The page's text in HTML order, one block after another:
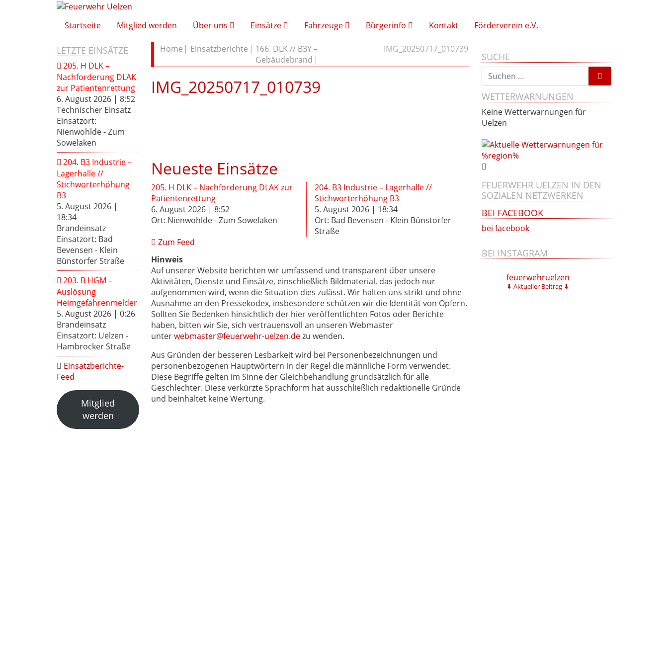
Startseite Mitglied werden Über uns Einsätze Fahrzeuge Bürgerinfo Kontakt Förderverein e.V.
LETZTE EINSÄTZE
205. H DLK –
Nachforderung DLAK
zur Patientenrettung
6. August 2026 | 8:52
Technischer Einsatz
Einsatzort:
Nienwohlde - Zum
Sowelaken
204. B3 Industrie –
Lagerhalle //
Stichworterhöhung
B3
5. August 2026 |
18:34
Brandeinsatz
Einsatzort: Bad
Bevensen - Klein
Bünstorfer Straße
203. B HGM –
Auslösung
Heimgefahrenmelder
5. August 2026 | 0:26
Brandeinsatz
Einsatzort: Uelzen -
Hambrocker Straße
Einsatzberichte-
Feed
Mitglied
werden
Home Einsatzberichte
166. DLK // B3Y –
Gebäudebrand
IMG_20250717_010739
IMG_20250717_010739
Neueste Einsätze
205. H DLK – Nachforderung DLAK zur
Patientenrettung
6. August 2026 | 8:52
Ort: Nienwohlde - Zum Sowelaken
204. B3 Industrie – Lagerhalle //
Stichworterhöhung B3
5. August 2026 | 18:34
Ort: Bad Bevensen - Klein Bünstorfer
Straße
Zum Feed
Hinweis
Auf unserer Website berichten wir umfassend und transparent über unsere
Aktivitäten, Dienste und Einsätze, einschließlich Bildmaterial, das jedoch nur
aufgenommen wird, wenn die Situation dies zulässt. Wir halten uns strikt und ohne
Ausnahme an den Pressekodex, insbesondere schützen wir die Identität von Opfern.
Sollten Sie Bedenken hinsichtlich der hier veröffentlichten Fotos oder Berichte
haben, bitten wir Sie, sich vertrauensvoll an unseren Webmaster
unterwebmaster@feuerwehr-uelzen.dezu wenden.
Aus Gründen der besseren Lesbarkeit wird bei Personenbezeichnungen und
personenbezogenen Hauptwörtern in der Regel die männliche Form verwendet.
Diese Begriffe gelten im Sinne der Gleichbehandlung grundsätzlich für alle
Geschlechter. Diese verkürzte Sprachform hat ausschließlich redaktionelle Gründe
und beinhaltet keine Wertung.
SUCHE
Suchen nach:
WETTERWARNUNGEN
Keine Wetterwarnungen für
Uelzen
FEUERWEHR UELZEN IN DEN
SOZIALEN NETZWERKEN
BEI FACEBOOK
bei facebook
BEI INSTAGRAM
feuerwehruelzen
⬇ Aktueller Beitrag ⬇